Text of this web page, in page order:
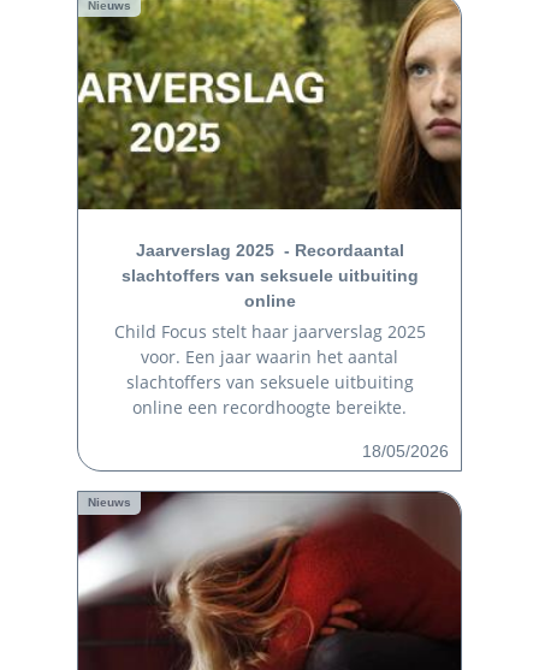
Nieuws
Jaarverslag 2025 - Recordaantal
slachtoffers van seksuele uitbuiting
online
Child Focus stelt haar jaarverslag 2025
voor. Een jaar waarin het aantal
slachtoffers van seksuele uitbuiting
online een recordhoogte bereikte.
18/05/2026
Nieuws